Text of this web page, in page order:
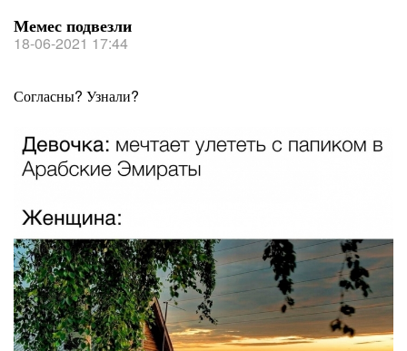
Мемес подвезли
18-06-2021 17:44
Согласны? Узнали?